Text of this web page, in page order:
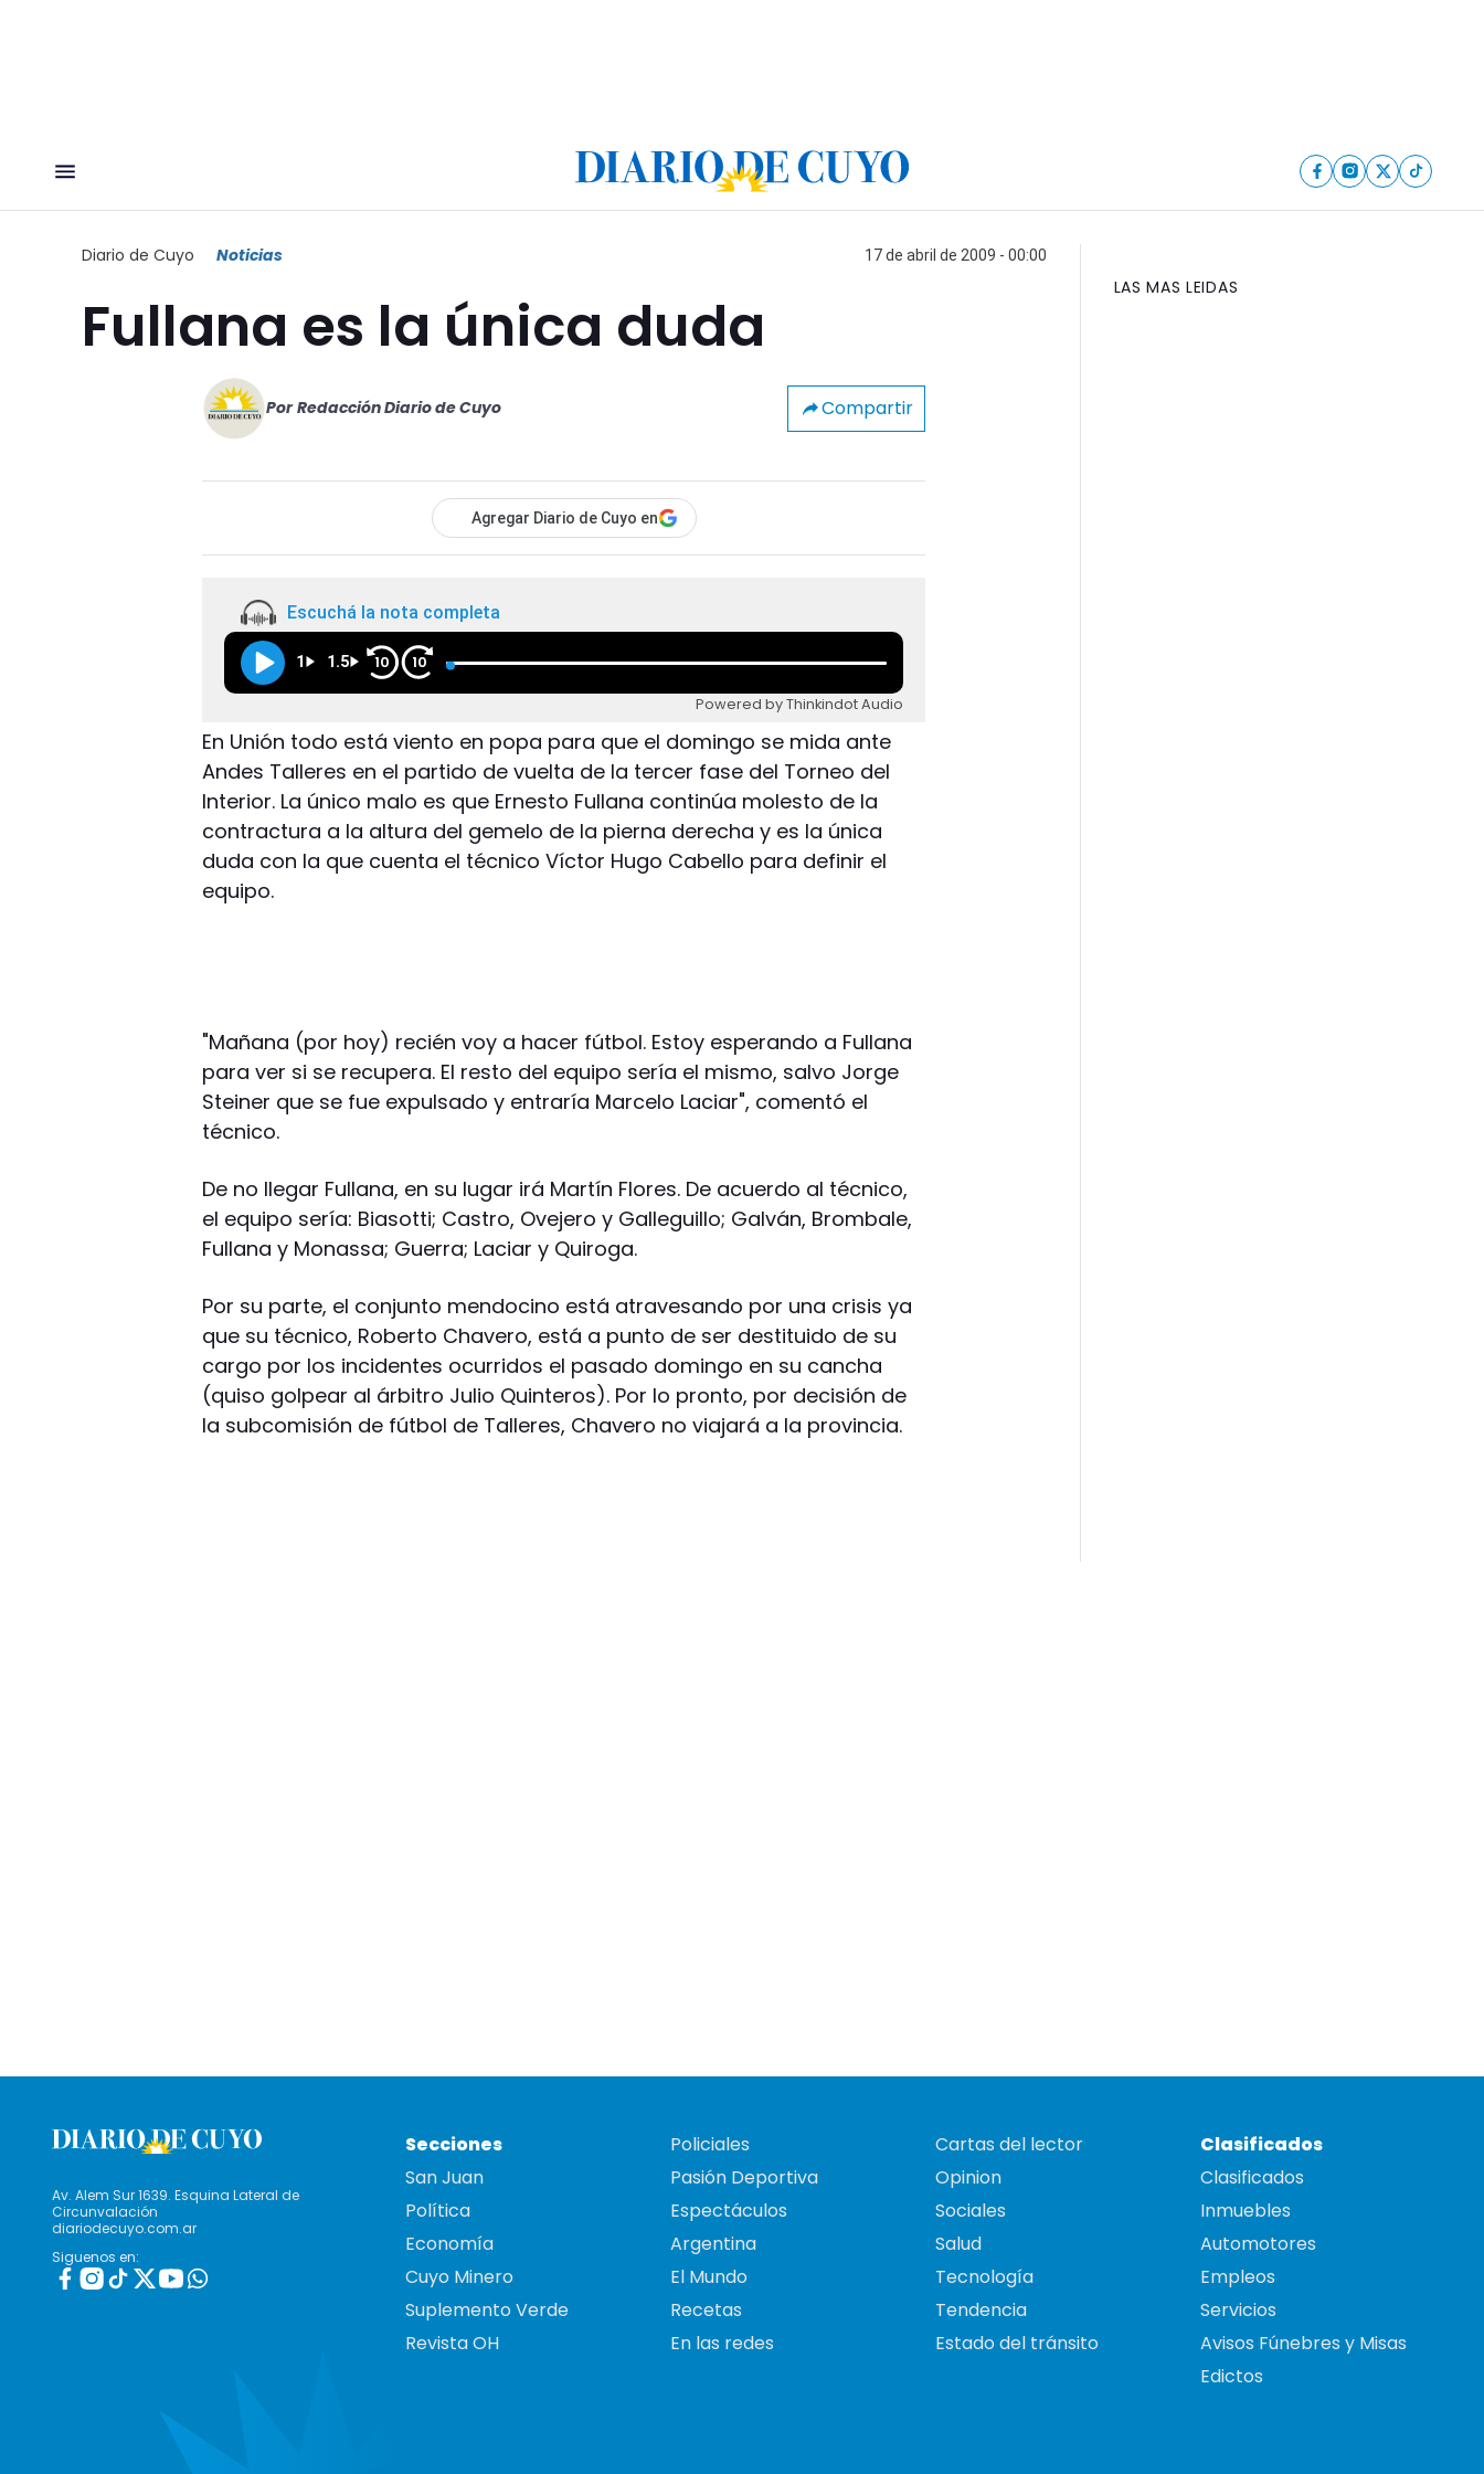
Diario de Cuyo Noticias 17 de abril de 2009 - 00:00
Fullana es la única duda
Por Redacción Diario de Cuyo Compartir
Agregar Diario de Cuyo en
Escuchá la nota completa
1 1.5 10 10
Powered by Thinkindot Audio
En Unión todo está viento en popa para que el domingo se mida ante
Andes Talleres en el partido de vuelta de la tercer fase del Torneo del
Interior. La único malo es que Ernesto Fullana continúa molesto de la
contractura a la altura del gemelo de la pierna derecha y es la única
duda con la que cuenta el técnico Víctor Hugo Cabello para definir el
equipo.
"Mañana (por hoy) recién voy a hacer fútbol. Estoy esperando a Fullana
para ver si se recupera. El resto del equipo sería el mismo, salvo Jorge
Steiner que se fue expulsado y entraría Marcelo Laciar", comentó el
técnico.
De no llegar Fullana, en su lugar irá Martín Flores. De acuerdo al técnico,
el equipo sería: Biasotti; Castro, Ovejero y Galleguillo; Galván, Brombale,
Fullana y Monassa; Guerra; Laciar y Quiroga.
Por su parte, el conjunto mendocino está atravesando por una crisis ya
que su técnico, Roberto Chavero, está a punto de ser destituido de su
cargo por los incidentes ocurridos el pasado domingo en su cancha
(quiso golpear al árbitro Julio Quinteros). Por lo pronto, por decisión de
la subcomisión de fútbol de Talleres, Chavero no viajará a la provincia.
LAS MAS LEIDAS
Av. Alem Sur 1639. Esquina Lateral de
Circunvalación
diariodecuyo.com.ar
Siguenos en:
Secciones
San Juan
Política
Economía
Cuyo Minero
Suplemento Verde
Revista OH
Policiales
Pasión Deportiva
Espectáculos
Argentina
El Mundo
Recetas
En las redes
Cartas del lector
Opinion
Sociales
Salud
Tecnología
Tendencia
Estado del tránsito
Clasificados
Clasificados
Inmuebles
Automotores
Empleos
Servicios
Avisos Fúnebres y Misas
Edictos